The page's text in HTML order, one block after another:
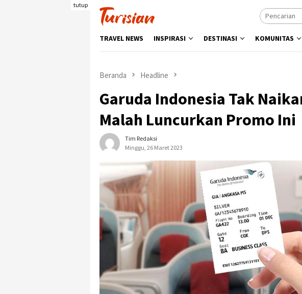
tutup
TRAVEL NEWS INSPIRASI DESTINASI KOMUNITAS
Beranda Headline
Garuda Indonesia Tak
Malah Luncurkan Promo Ini
Tim Redaksi
Minggu, 26 Maret 2023